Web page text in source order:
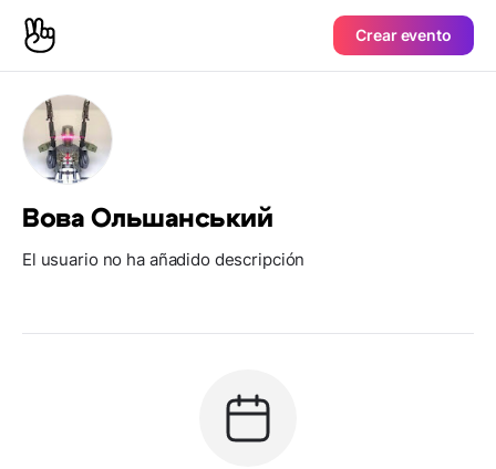
Crear evento
Вова Ольшанський
El usuario no ha añadido descripción